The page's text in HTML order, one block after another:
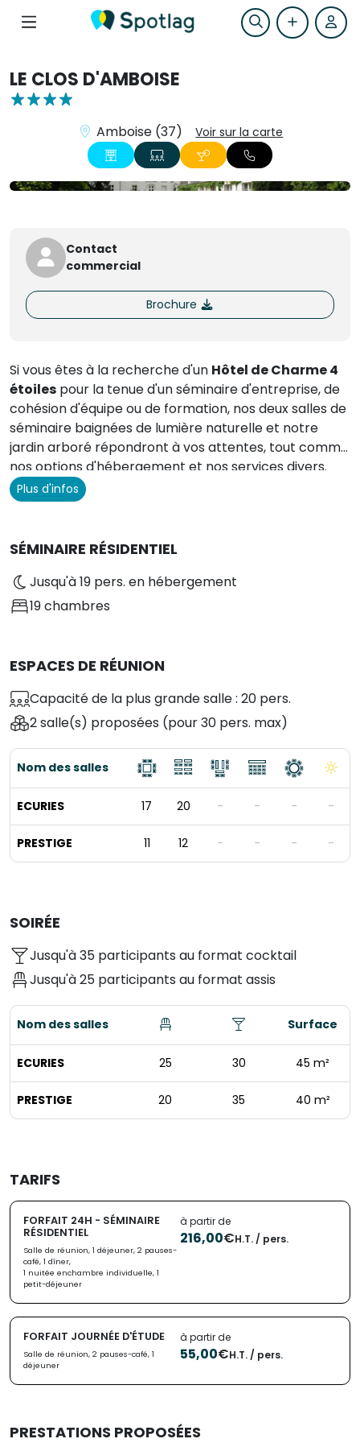
LE CLOS D'AMBOISE
Amboise (37) Voir sur la carte
Contact
commercial
Brochure
Si vous êtes à la recherche d'un Hôtel de Charme 4
étoiles pour la tenue d'un séminaire d'entreprise, de
cohésion d'équipe ou de formation, nos deux salles de
séminaire baignées de lumière naturelle et notre
jardin arboré répondront à vos attentes, tout comme
nos options d'hébergement et nos services divers.
Plus d'infos
SÉMINAIRE RÉSIDENTIEL
Jusqu'à 19 pers. en hébergement
19 chambres
ESPACES DE RÉUNION
Capacité de la plus grande salle : 20 pers.
2 salle(s) proposées (pour 30 pers. max)
Nom des salles
ECURIES 17 20 - - - -
PRESTIGE 11 12 - - - -
SOIRÉE
Jusqu'à 35 participants au format cocktail
Jusqu'à 25 participants au format assis
Nom des salles Surface
ECURIES 25 30 45 m²
PRESTIGE 20 35 40 m²
TARIFS
FORFAIT 24H - SÉMINAIRE
RÉSIDENTIEL
Salle de réunion, 1 déjeuner, 2 pauses-
café, 1 dîner,
1 nuitée enchambre individuelle, 1
petit-déjeuner
à partir de
216,00€H.T. / pers.
FORFAIT JOURNÉE D'ÉTUDE
Salle de réunion, 2 pauses-café, 1
déjeuner
à partir de
55,00€H.T. / pers.
PRESTATIONS PROPOSÉES